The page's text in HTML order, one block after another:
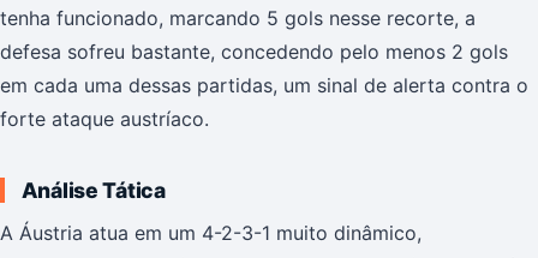
tenha funcionado, marcando 5 gols nesse recorte, a
defesa sofreu bastante, concedendo pelo menos 2 gols
em cada uma dessas partidas, um sinal de alerta contra o
forte ataque austríaco.
Análise Tática
A Áustria atua em um 4-2-3-1 muito dinâmico,